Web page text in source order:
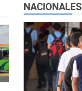
NACIONALES